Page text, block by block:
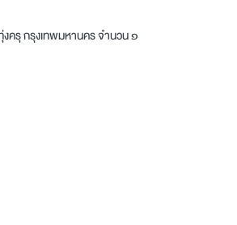
ครุ กรุงเทพมหานคร จำนวน ๑